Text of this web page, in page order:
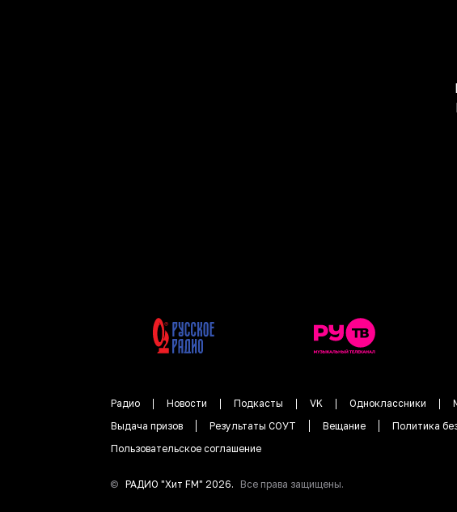
Радио Новости Подкасты VK Одноклассники
Выдача призов
Результаты СОУТ Вещание
Политика
Пользовательское соглашение
© РАДИО "Хит FM" 2026. Все права защищены.